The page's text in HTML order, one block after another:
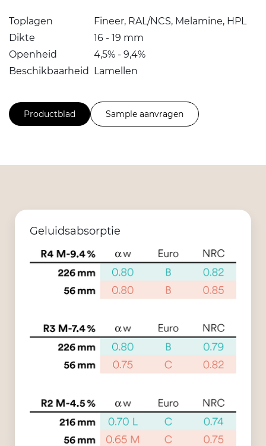
Toplagen
Fineer, RAL/NCS, Melamine, HPL
Dikte
16 - 19 mm
Openheid
4,5% - 9,4%
Beschikbaarheid Lamellen
Productblad Sample aanvragen
Geluidsabsorptie